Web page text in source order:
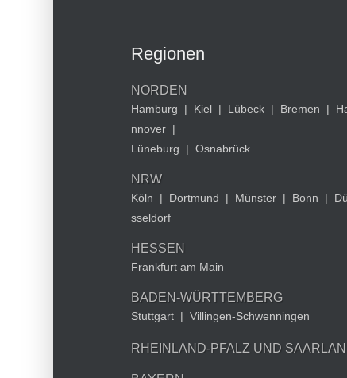
Regionen
NORDEN
Hamburg | Kiel | Lübeck | Bremen |
nnover |
Lüneburg
| Osnabrück
NRW
Köln | Dortmund | Münster | Bonn |
Dü
sseldorf
HESSEN
Frankfurt am Main
BADEN-WÜRTTEMBERG
Stuttgart | Villingen-Schwenningen
RHEINLAND-PFALZ UND